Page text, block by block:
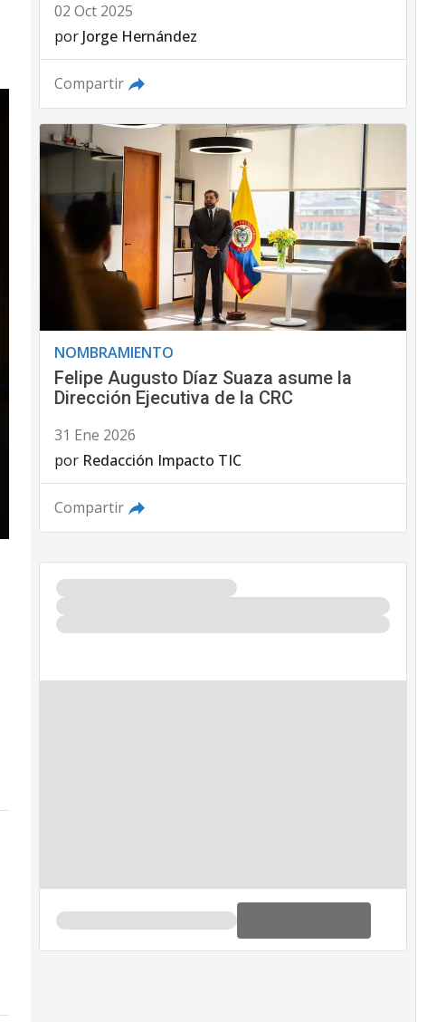
02 Oct 2025
por Jorge Hernández
Compartir
NOMBRAMIENTO
Felipe Augusto Díaz Suaza asume la
Dirección Ejecutiva de la CRC
31 Ene 2026
por Redacción Impacto TIC
Compartir